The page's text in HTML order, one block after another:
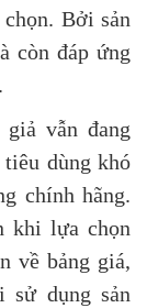
Bởi sản
còn đáp ứng
vẫn đang
dùng khó
chính hãng.
khi lựa chọn
về bảng giá,
dụng sản